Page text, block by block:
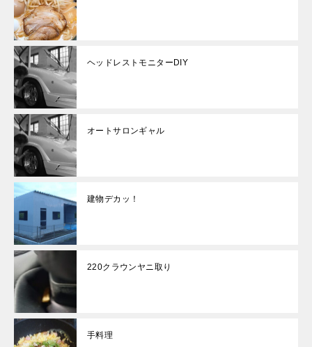
ヘッドレストモニターDIY
オートサロンギャル
建物デカッ！
220クラウンヤニ取り
手料理